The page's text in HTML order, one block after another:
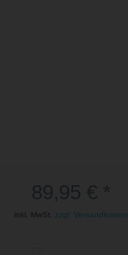
inkl. MwSt. zzgl. Versandkosten